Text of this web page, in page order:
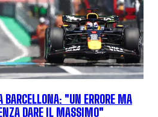
BARCELLONA: "UN ERRORE MA
DARE IL MASSIMO"